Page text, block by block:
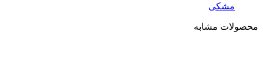
مشکی
محصولات مشابه